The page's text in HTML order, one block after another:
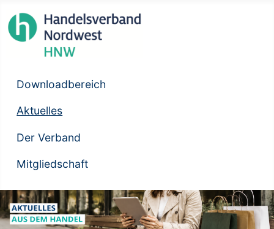
Downloadbereich
Aktuelles
Der Verband
Mitgliedschaft